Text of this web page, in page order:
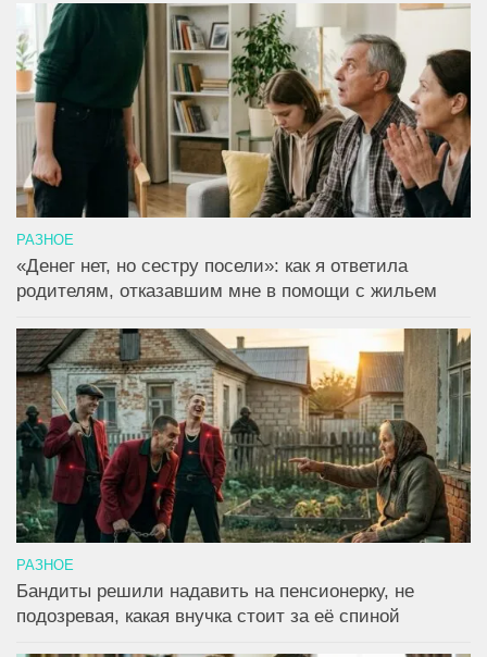
РАЗНОЕ
«Денег нет, но сестру посели»: как я ответила
родителям, отказавшим мне в помощи с жильем
РАЗНОЕ
Бандиты решили надавить на пенсионерку, не
подозревая, какая внучка стоит за её спиной